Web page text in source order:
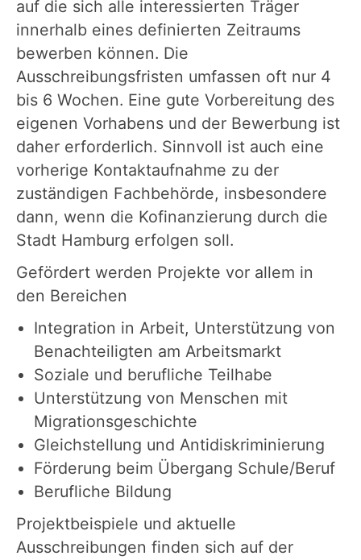
auf die sich alle interessierten Träger
innerhalb eines definierten Zeitraums
bewerben können. Die
Ausschreibungsfristen umfassen oft nur 4
bis 6 Wochen. Eine gute Vorbereitung des
eigenen Vorhabens und der Bewerbung ist
daher erforderlich. Sinnvoll ist auch eine
vorherige Kontaktaufnahme zu der
zuständigen Fachbehörde, insbesondere
dann, wenn die Kofinanzierung durch die
Stadt Hamburg erfolgen soll.
Gefördert werden Projekte vor allem in
den Bereichen
Integration in Arbeit, Unterstützung von
Benachteiligten am Arbeitsmarkt
Soziale und berufliche Teilhabe
Unterstützung von Menschen mit
Migrationsgeschichte
Gleichstellung und Antidiskriminierung
Förderung beim Übergang Schule/Beruf
Berufliche Bildung
Projektbeispiele und aktuelle
Ausschreibungen finden sich auf der